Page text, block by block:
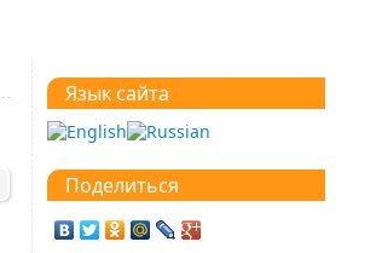
Язык сайта
Поделиться